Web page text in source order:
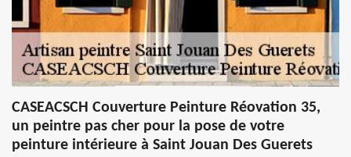
CASEACSCH Couverture Peinture Réovation 35,
un peintre pas cher pour la pose de votre
peinture intérieure à Saint Jouan Des Guerets